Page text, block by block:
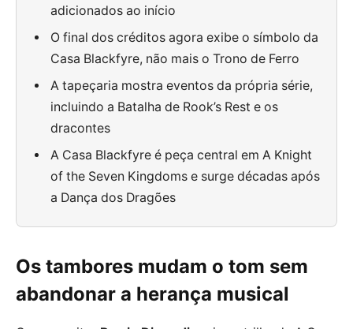
adicionados ao início
O final dos créditos agora exibe o símbolo da
Casa Blackfyre, não mais o Trono de Ferro
A tapeçaria mostra eventos da própria série,
incluindo a Batalha de Rook’s Rest e os
dracontes
A Casa Blackfyre é peça central em A Knight
of the Seven Kingdoms e surge décadas após
a Dança dos Dragões
Os tambores mudam o tom sem
abandonar a herança musical